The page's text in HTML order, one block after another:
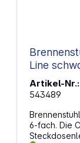
Line
Artikel-Nr.:
543489
6-fach. Die